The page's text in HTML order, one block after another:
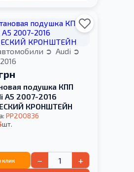
Audi
подушка КПП
A5 2007-2016
КРОНШТЕЙН
PP200836
шт.
клик − +